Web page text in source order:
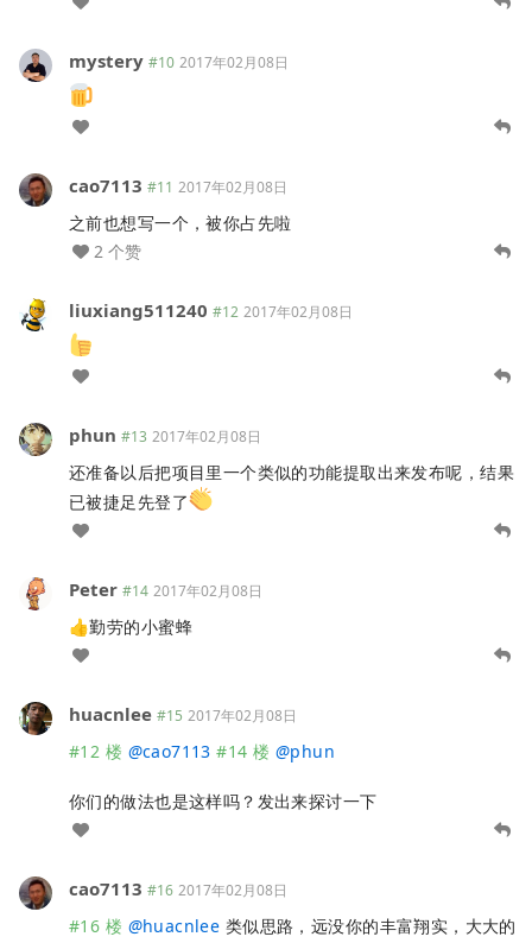
mystery #10 2017年02月08日
cao7113 #11 2017年02月08日
之前也想写一个，被你占先啦
2 个赞
liuxiang511240 #12 2017年02月08日
phun #13 2017年02月08日
还准备以后把项目里一个类似的功能提取出来发布呢，结果
已被捷足先登了
Peter #14 2017年02月08日
👍勤劳的小蜜蜂
huacnlee #15 2017年02月08日
#12 楼 @cao7113 #14 楼 @phun
你们的做法也是这样吗？发出来探讨一下
cao7113 #16 2017年02月08日
#16 楼 @huacnlee 类似思路，远没你的丰富翔实，大大的